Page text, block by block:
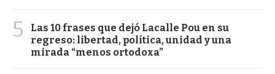
5
Las 10 frases que dejó Lacalle Pou en su
regreso: libertad, política, unidad y una
mirada “menos ortodoxa”